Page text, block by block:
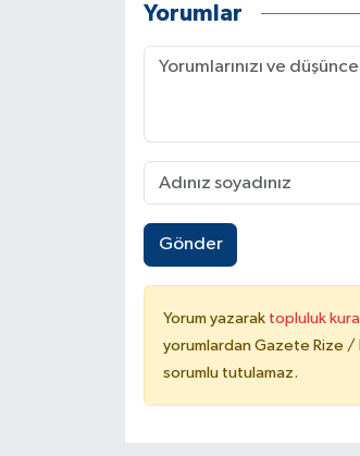
Yorumlar
Gönder
Yorum yazarak topluluk
yorumlardan Gazete Rize /
sorumlu tutulamaz.